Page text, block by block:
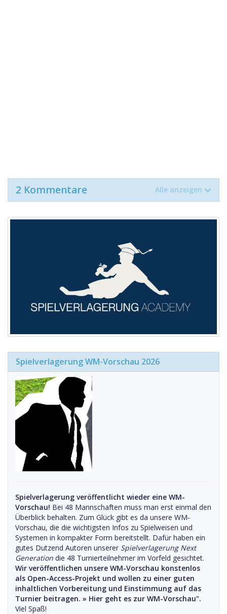
2 Kommentare Alle anzeigen
Spielverlagerung WM-Vorschau 2026
Spielverlagerung veröffentlicht wieder eine WM-
Vorschau! Bei 48 Mannschaften muss man erst einmal den
Überblick behalten. Zum Glück gibt es da unsere WM-
Vorschau, die die wichtigsten Infos zu Spielweisen und
Systemen in kompakter Form bereitstellt. Dafür haben ein
gutes Dutzend Autoren unserer Spielverlagerung Next
Generation die 48 Turnierteilnehmer im Vorfeld gesichtet.
Wir veröffentlichen unsere WM-Vorschau konstenlos
als Open-Access-Projekt und wollen zu einer guten
inhaltlichen Vorbereitung und Einstimmung auf das
Turnier beitragen. » Hier geht es zur WM-Vorschau".
Viel Spaß!